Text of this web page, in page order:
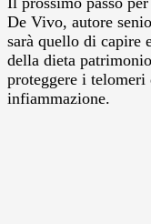
De Vivo, autore
sarà quello di capire
della dieta
proteggere i
infiammazione.